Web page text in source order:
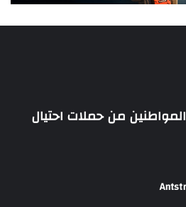
من حملات احتيال